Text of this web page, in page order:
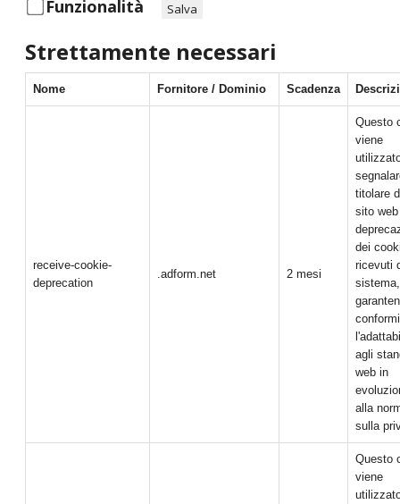
Funzionalità
Salva
Strettamente necessari
Nome Fornitore / Dominio Scadenza
receive-cookie-
deprecation
.adform.net 2 mesi
Questo
viene
titolare
sito
dei
ricevuti
sistema,
agli
web in
alla
sulla
Questo
viene